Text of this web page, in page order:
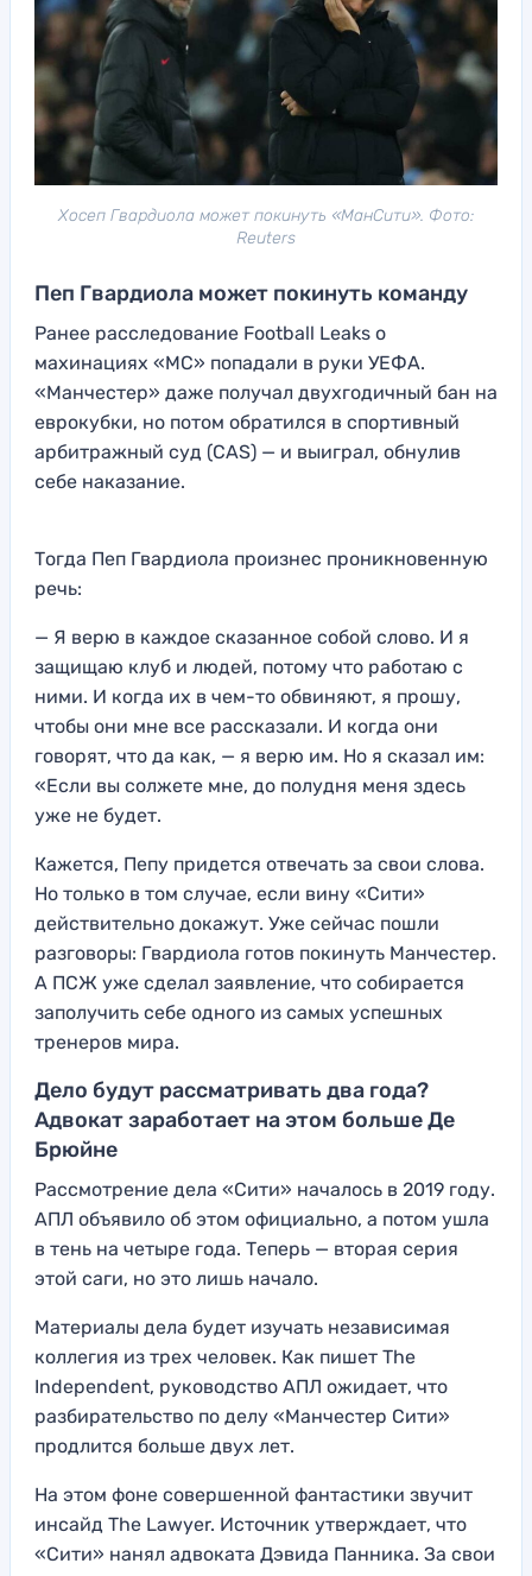
Хосеп Гвардиола может покинуть «МанСити». Фото:
Reuters
Пеп Гвардиола может покинуть команду
Ранее расследование Football Leaks о
махинациях «МС» попадали в руки УЕФА.
«Манчестер» даже получал двухгодичный бан на
еврокубки, но потом обратился в спортивный
арбитражный суд (CAS) — и выиграл, обнулив
себе наказание.
Тогда Пеп Гвардиола произнес проникновенную
речь:
— Я верю в каждое сказанное собой слово. И я
защищаю клуб и людей, потому что работаю с
ними. И когда их в чем-то обвиняют, я прошу,
чтобы они мне все рассказали. И когда они
говорят, что да как, — я верю им. Но я сказал им:
«Если вы солжете мне, до полудня меня здесь
уже не будет.
Кажется, Пепу придется отвечать за свои слова.
Но только в том случае, если вину «Сити»
действительно докажут. Уже сейчас пошли
разговоры: Гвардиола готов покинуть Манчестер.
А ПСЖ уже сделал заявление, что собирается
заполучить себе одного из самых успешных
тренеров мира.
Дело будут рассматривать два года?
Адвокат заработает на этом больше Де
Брюйне
Рассмотрение дела «Сити» началось в 2019 году.
АПЛ объявило об этом официально, а потом ушла
в тень на четыре года. Теперь — вторая серия
этой саги, но это лишь начало.
Материалы дела будет изучать независимая
коллегия из трех человек. Как пишет The
Independent, руководство АПЛ ожидает, что
разбирательство по делу «Манчестер Сити»
продлится больше двух лет.
На этом фоне совершенной фантастики звучит
инсайд The Lawyer. Источник утверждает, что
«Сити» нанял адвоката Дэвида Панника. За свои